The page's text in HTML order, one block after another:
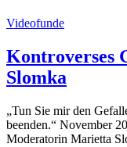
Videofunde
Kontroverses
Slomka
„Tun Sie mir den
beenden.“ November
Moderatorin Marietta